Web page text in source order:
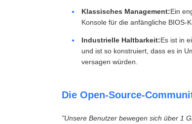
Klassisches Management:Ein
Konsole für die anfängliche BIOS-
Industrielle Haltbarkeit:Es ist in
und ist so konstruiert, dass es in
versagen würden.
Die Open-Source-
"Unsere Benutzer bewegen sich über 1